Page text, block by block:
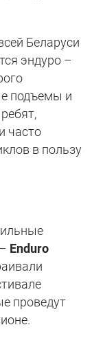
Беларуси
эндуро –
подъемы и
часто
в пользу
Enduro
проведут